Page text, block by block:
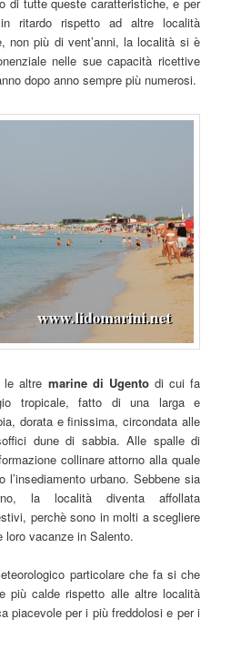
di tutte queste caratteristiche, e per
ritardo rispetto ad altre località
non più di vent’anni, la località si è
nelle sue capacità ricettive
dopo anno sempre più numerosi.
le altre marine di Ugentodi cui fa
tropicale, fatto di una larga e
dorata e finissima, circondata alle
dune di sabbia. Alle spalle di
collinare attorno alla quale
urbano. Sebbene sia
la località diventa affollata
perchè sono in molti a scegliere
loro vacanze in Salento.
particolare che fa si che
più calde rispetto alle altre località
piacevole per i più freddolosi e per i